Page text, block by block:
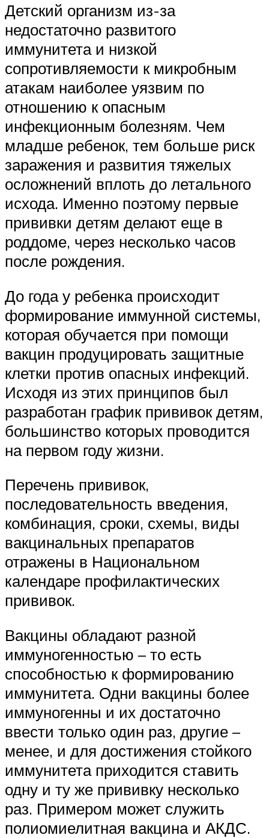
Детский организм из-за
недостаточно развитого
иммунитета и низкой
сопротивляемости к микробным
атакам наиболее уязвим по
отношению к опасным
инфекционным болезням. Чем
младше ребенок, тем больше риск
заражения и развития тяжелых
осложнений вплоть до летального
исхода. Именно поэтому первые
прививки детям делают еще в
роддоме, через несколько часов
после рождения.
До года у ребенка происходит
формирование иммунной системы,
которая обучается при помощи
вакцин продуцировать защитные
клетки против опасных инфекций.
Исходя из этих принципов был
разработан график прививок детям,
большинство которых проводится
на первом году жизни.
Перечень прививок,
последовательность введения,
комбинация, сроки, схемы, виды
вакцинальных препаратов
отражены в Национальном
календаре профилактических
прививок.
Вакцины обладают разной
иммуногенностью – то есть
способностью к формированию
иммунитета. Одни вакцины более
иммуногенны и их достаточно
ввести только один раз, другие –
менее, и для достижения стойкого
иммунитета приходится ставить
одну и ту же прививку несколько
раз. Примером может служить
полиомиелитная вакцина и АКДС.